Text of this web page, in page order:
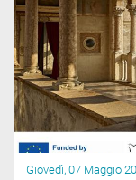
Giovedì, 07 Maggio